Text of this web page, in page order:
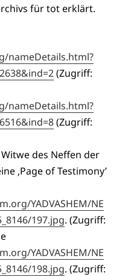
für tot erklärt.
nameDetails.html?
(Zugriff:
nameDetails.html?
(Zugriff:
des Neffen der
‚Page of Testimony’
YADVASHEM/NE
197.jpg. (Zugriff:
YADVASHEM/NE
198.jpg. (Zugriff: